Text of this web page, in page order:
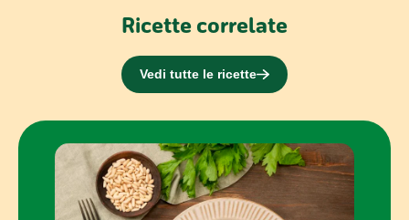
Ricette correlate
Vedi tutte le ricette